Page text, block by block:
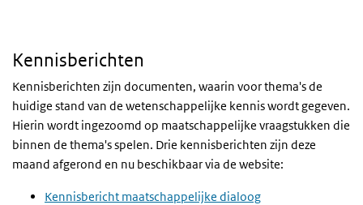
Kennisberichten
Kennisberichten zijn documenten, waarin voor thema's de
huidige stand van de wetenschappelijke kennis wordt gegeven.
Hierin wordt ingezoomd op maatschappelijke vraagstukken die
binnen de thema's spelen. Drie kennisberichten zijn deze
maand afgerond en nu beschikbaar via de website:
Kennisbericht maatschappelijke dialoog